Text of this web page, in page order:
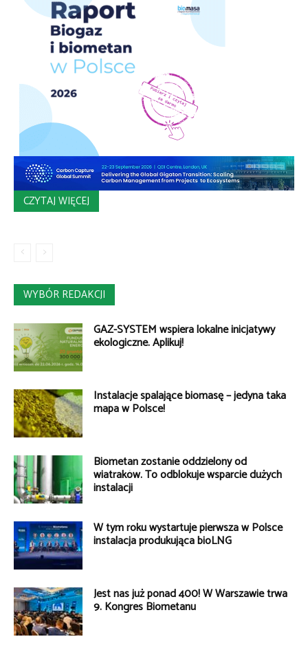
CZYTAJ WIĘCEJ
WYBÓR REDAKCJI
GAZ-SYSTEM wspiera lokalne inicjatywy
ekologiczne. Aplikuj!
Instalacje spalające biomasę – jedyna taka
mapa w Polsce!
Biometan zostanie oddzielony od
wiatraków. To odblokuje wsparcie dużych
instalacji
W tym roku wystartuje pierwsza w Polsce
instalacja produkująca bioLNG
Jest nas już ponad 400! W Warszawie trwa
9. Kongres Biometanu